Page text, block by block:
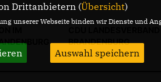
BRANDENBURG
Drittanbietern (Übersicht)
unserer Webseite binden wir Dienste und
Auswahl speichern